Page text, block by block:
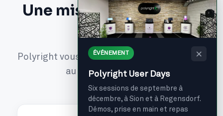
Une mise en service clé
en main
Polyright vous accompagne de la définition
au support quotidien
ÉVÉNEMENT ×
Polyright User Days
Six sessions de septembre à
décembre, à Sion et à Regensdorf.
Démos, prise en main et repas